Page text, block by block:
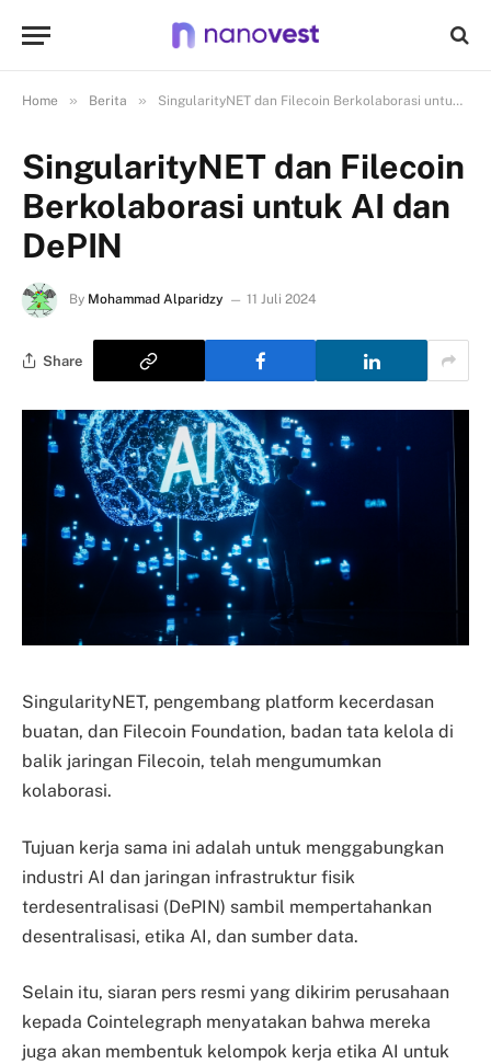
Home » Berita » SingularityNET dan Filecoin Berkolaborasi untuk AI dan DePIN
SingularityNET dan Filecoin
Berkolaborasi untuk AI dan
DePIN
By Mohammad Alparidzy 11 Juli 2024
Share
SingularityNET, pengembang platform kecerdasan
buatan, dan Filecoin Foundation, badan tata kelola di
balik jaringan Filecoin, telah mengumumkan
kolaborasi.
Tujuan kerja sama ini adalah untuk menggabungkan
industri AI dan jaringan infrastruktur fisik
terdesentralisasi (DePIN) sambil mempertahankan
desentralisasi, etika AI, dan sumber data.
Selain itu, siaran pers resmi yang dikirim perusahaan
kepada Cointelegraph menyatakan bahwa mereka
juga akan membentuk kelompok kerja etika AI untuk